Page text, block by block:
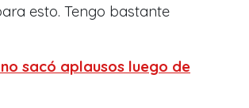
esto. Tengo bastante
sacó aplausos luego de